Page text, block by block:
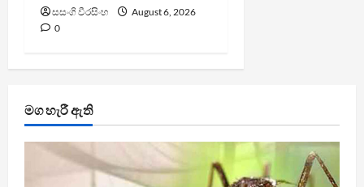
සසංගි වීරසිංහ
August 6, 2026
0
මග හැරී ඇති